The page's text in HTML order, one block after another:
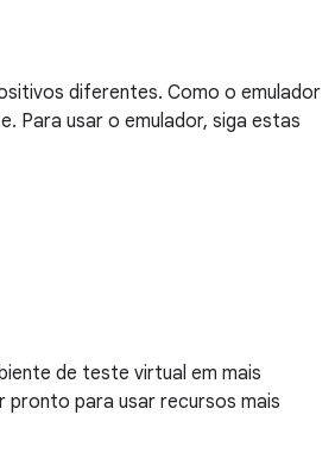
diferentes. Como o emulador
Para usar o emulador, siga estas
de teste virtual em mais
pronto para usar recursos mais